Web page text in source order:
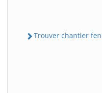
Trouver chantier